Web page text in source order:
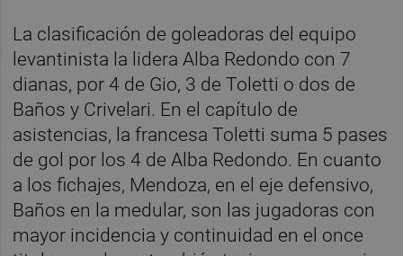
La clasificación de goleadoras del equipo
levantinista la lidera Alba Redondo con 7
dianas, por 4 de Gio, 3 de Toletti o dos de
Baños y Crivelari. En el capítulo de
asistencias, la francesa Toletti suma 5 pases
de gol por los 4 de Alba Redondo. En cuanto
a los fichajes, Mendoza, en el eje defensivo,
Baños en la medular, son las jugadoras con
mayor incidencia y continuidad en el once